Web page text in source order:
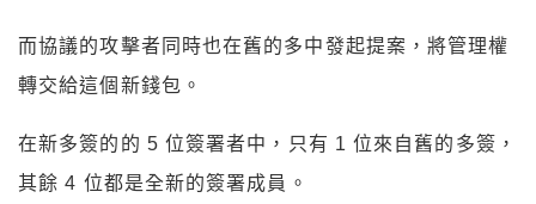
而協議的攻擊者同時也在舊的多中發起提案，將管理權
轉交給這個新錢包。
在新多簽的的 5 位簽署者中，只有 1 位來自舊的多簽，
其餘 4 位都是全新的簽署成員。